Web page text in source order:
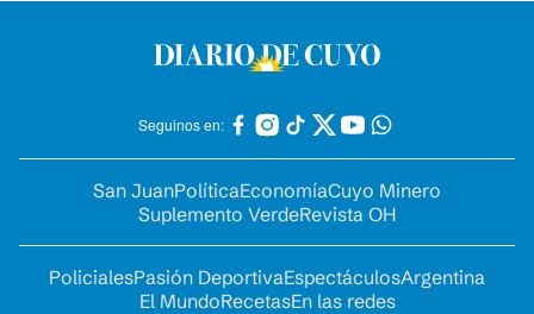
Seguinos en:
San JuanPolíticaEconomíaCuyo Minero
Suplemento VerdeRevista OH
PolicialesPasión DeportivaEspectáculosArgentina
El MundoRecetasEn las redes